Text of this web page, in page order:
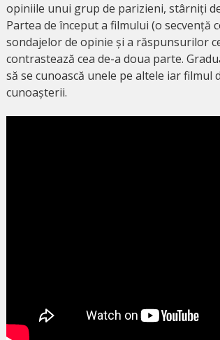
opiniile unui grup de parizieni, stârniți
Partea de început a filmului (o secvență
sondajelor de opinie și a răspunsurilor
contrastează cea de-a doua parte.
să se cunoască unele pe altele iar filmul
cunoașterii.